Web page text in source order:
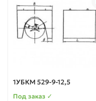
1УБКМ 529-9-12,5
Под заказ ✓